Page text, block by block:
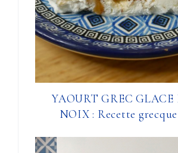
YAOURT GREC GLACE
NOIX : Recette